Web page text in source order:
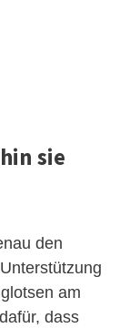
sie
den
am
dass